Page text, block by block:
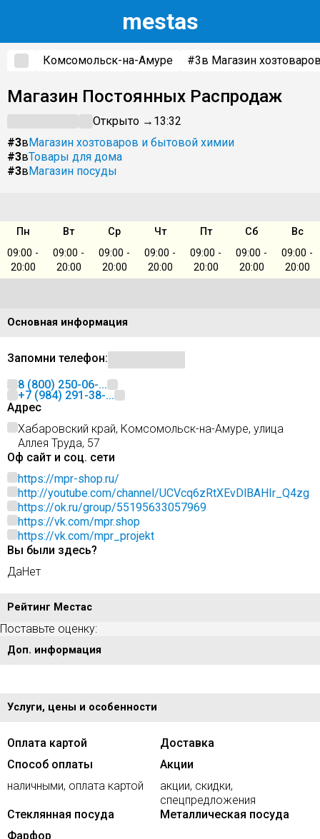
mestas
Комсомольск-на-Амуре #3в Магазин
Магазин Постоянных Распродаж
Открыто → 13:32
#3вМагазин хозтоваров и бытовой химии
#3вТовары для дома
#3вМагазин посуды
Пн Вт Ср Чт Пт Сб
Вс
09:00 -
20:00
09:00 -
20:00
09:00 -
20:00
09:00 -
20:00
09:00 -
20:00
09:00 -
20:00
09:00 -
20:00
Основная информация
Запомни телефон:
8 (800) 250-06-...
+7 (984) 291-38-...
Адрес
Хабаровский край, Комсомольск-на-Амуре, улица
Аллея Труда, 57
Оф сайт и соц. сети
https://mpr-shop.ru/
http://youtube.com/channel/UCVcq6zRtXEvDlBAHIr_Q4zg
https://ok.ru/group/55195633057969
https://vk.com/mpr.shop
https://vk.com/mpr_projekt
Вы были здесь?
ДаНет
Рейтинг Местас
Поставьте оценку:
Доп. информация
Услуги, цены и особенности
Оплата картой
Доставка
Способ оплаты
наличными, оплата картой
Акции
акции, скидки,
спецпредложения
Стеклянная посуда
Металлическая посуда
Фарфор